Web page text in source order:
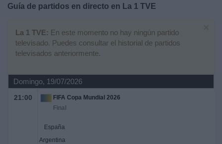
Guía de partidos en directo en La 1 TVE
La 1 TVE: En este momento no hay ningún partido
televisado. Puedes consultar el historial de partidos
televisados anteriormente.
Domingo, 19/07/2026
21:00
FIFA Copa Mundial 2026
Final
España
Argentina
Noticias
Widget